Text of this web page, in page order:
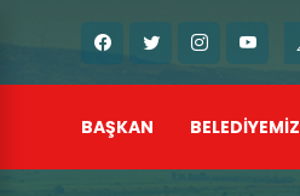
BAŞKAN BELEDİYEMİZ